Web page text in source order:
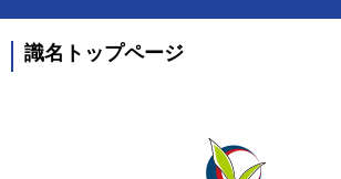
識名トップページ